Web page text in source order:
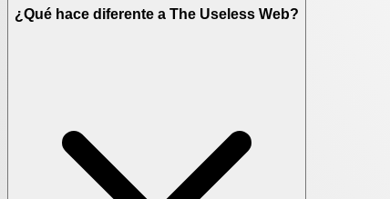
¿Qué hace diferente a The Useless Web?